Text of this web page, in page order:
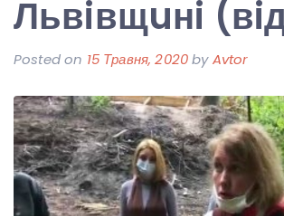
Львiвщuнi
Posted on 15 Травня, 2020byAvtor